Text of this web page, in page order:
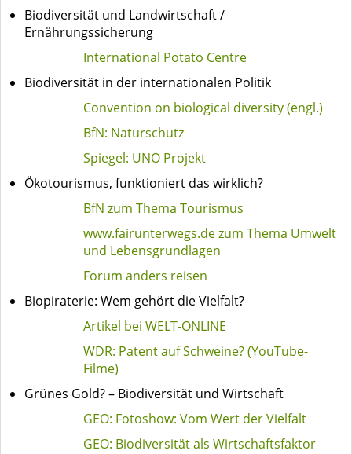
Biodiversität und Landwirtschaft /
Ernährungssicherung
International Potato Centre
Biodiversität in der internationalen Politik
Convention on biological diversity (engl.)
BfN: Naturschutz
Spiegel: UNO Projekt
Ökotourismus, funktioniert das wirklich?
BfN zum Thema Tourismus
www.fairunterwegs.de zum Thema Umwelt
und Lebensgrundlagen
Forum anders reisen
Biopiraterie: Wem gehört die Vielfalt?
Artikel bei WELT-ONLINE
WDR: Patent auf Schweine? (YouTube-
Filme)
Grünes Gold? – Biodiversität und Wirtschaft
GEO: Fotoshow: Vom Wert der Vielfalt
GEO: Biodiversität als Wirtschaftsfaktor